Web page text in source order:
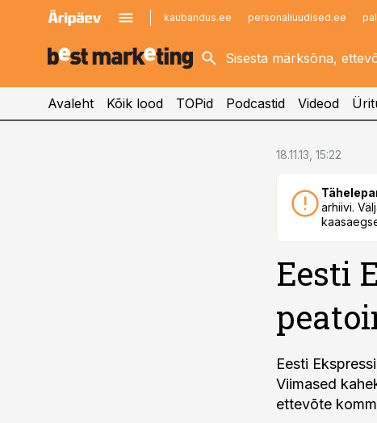
kaubandus.ee personaliuudised.ee
kinnisvarauudised.ee
logistikauudised.ee
imelineajalugu.ee
Avaleht Kõik lood TOPid Podcastid Videod
18.11.13, 15:22
arhiivi.
Eesti
Eesti
Viimased
ettevõte